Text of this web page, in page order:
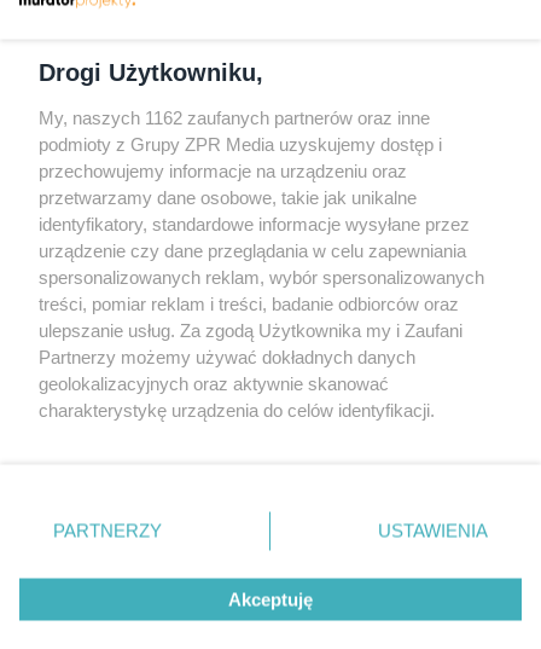
Odwiedź grupę na Facebooku
Gdybym budował drugi raz - mądry Polak
przed budową
Forum Muratora
© 2026
Drogi Użytkowniku,
My, naszych 1162 zaufanych partnerów oraz inne
podmioty z Grupy ZPR Media uzyskujemy dostęp i
przechowujemy informacje na urządzeniu oraz
przetwarzamy dane osobowe, takie jak unikalne
identyfikatory, standardowe informacje wysyłane przez
urządzenie czy dane przeglądania w celu zapewniania
spersonalizowanych reklam, wybór spersonalizowanych
treści, pomiar reklam i treści, badanie odbiorców oraz
ulepszanie usług. Za zgodą Użytkownika my i Zaufani
Partnerzy możemy używać dokładnych danych
geolokalizacyjnych oraz aktywnie skanować
charakterystykę urządzenia do celów identyfikacji.
zmienić/wycofać klikając przycisk ustawień prywatności
znajdujący się w lewym dolnym rogu strony
rodzaje przetwarzania danych nie wymagają zgody
użytkownika, ale masz prawo sprzeciwić się takiemu
przetwarzaniu. Preferencje będą miały zastosowanie tylko
PARTNERZY USTAWIENIA
Akceptuję